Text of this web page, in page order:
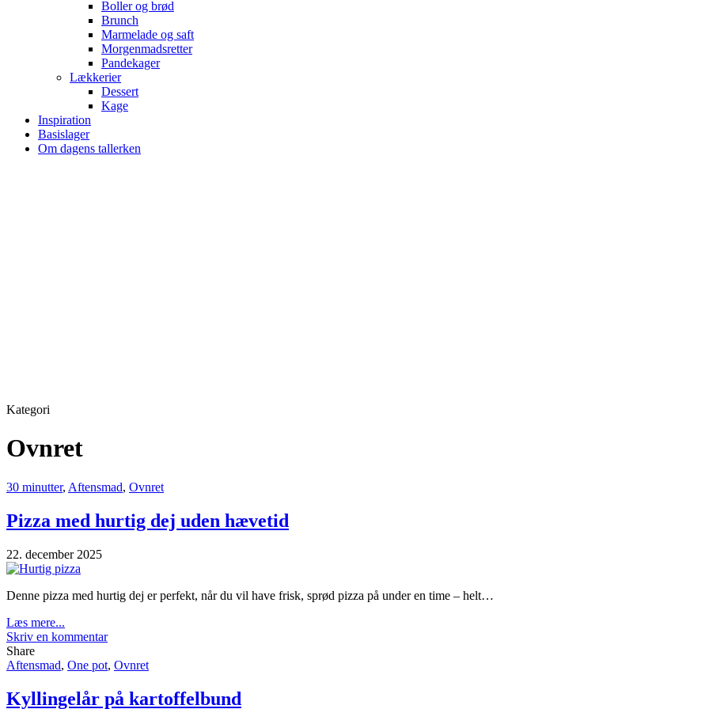
Boller og brød
Brunch
Marmelade og saft
Morgenmadsretter
Pandekager
Lækkerier
Dessert
Kage
Inspiration
Basislager
Om dagens tallerken
Kategori
Ovnret
30 minutter, Aftensmad, Ovnret
Pizza med hurtig dej uden hævetid
22. december 2025
Denne pizza med hurtig dej er perfekt, når du vil have frisk, sprød pizza på under en time – helt…
Læs mere...
Skriv en kommentar
Share
Aftensmad, One pot, Ovnret
Kyllingelår på kartoffelbund